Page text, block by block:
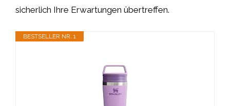
sicherlich Ihre Erwartungen übertreffen.
BESTSELLER NR. 1